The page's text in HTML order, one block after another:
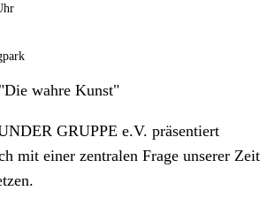
wahre Kunst"
GRUPPE e.V. präsentiert
mit einer zentralen Frage unserer Zeit